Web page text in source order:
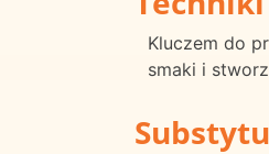
Kluczem do
smaki i